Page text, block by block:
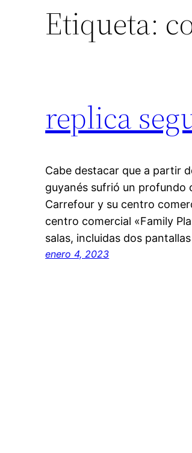
Etiqueta:
replica
Cabe destacar que a partir
guyanés sufrió un profundo
Carrefour y su centro
centro comercial «Family
salas, incluidas dos
enero 4, 2023